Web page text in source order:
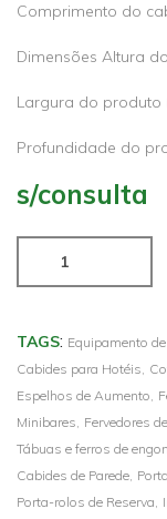
Comprimento do
Dimensões Altura
Largura do produto
Profundidade do
s/consulta
TAGS: Equipamento
Cabides para Hotéis,
Espelhos de Aumento,
Minibares, Fervedores
Tábuas e ferros de
Cabides de Parede,
Porta-rolos de Reserva,